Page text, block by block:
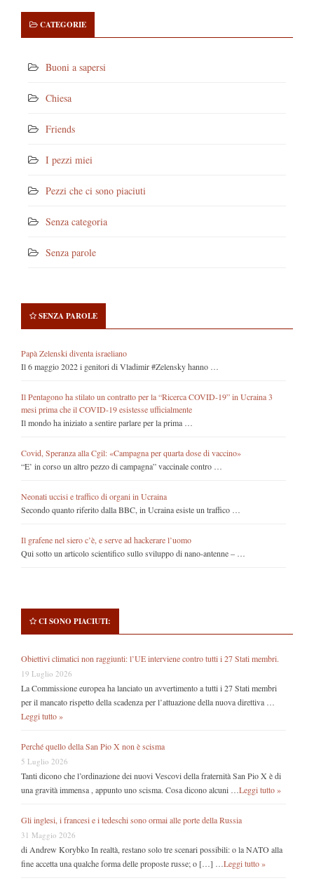
CATEGORIE
Buoni a sapersi
Chiesa
Friends
I pezzi miei
Pezzi che ci sono piaciuti
Senza categoria
Senza parole
SENZA PAROLE
Papà Zelenski diventa israeliano
Il 6 maggio 2022 i genitori di Vladimir #Zelensky hanno …
Il Pentagono ha stilato un contratto per la “Ricerca COVID-19” in Ucraina 3
mesi prima che il COVID-19 esistesse ufficialmente
Il mondo ha iniziato a sentire parlare per la prima …
Covid, Speranza alla Cgil: «Campagna per quarta dose di vaccino»
“E’ in corso un altro pezzo di campagna” vaccinale contro …
Neonati uccisi e traffico di organi in Ucraina
Secondo quanto riferito dalla BBC, in Ucraina esiste un traffico …
Il grafene nel siero c’è, e serve ad hackerare l’uomo
Qui sotto un articolo scientifico sullo sviluppo di nano-antenne – …
CI SONO PIACIUTI:
Obiettivi climatici non raggiunti: l’UE interviene contro tutti i 27 Stati membri.
19 Luglio 2026
La Commissione europea ha lanciato un avvertimento a tutti i 27 Stati membri
per il mancato rispetto della scadenza per l’attuazione della nuova direttiva …
Leggi tutto »
Perché quello della San Pio X non è scisma
5 Luglio 2026
Tanti dicono che l’ordinazione dei nuovi Vescovi della fraternità San Pio X è di
una gravità immensa , appunto uno scisma. Cosa dicono alcuni … Leggi tutto »
Gli inglesi, i francesi e i tedeschi sono ormai alle porte della Russia
31 Maggio 2026
di Andrew Korybko In realtà, restano solo tre scenari possibili: o la NATO alla
fine accetta una qualche forma delle proposte russe; o […] … Leggi tutto »